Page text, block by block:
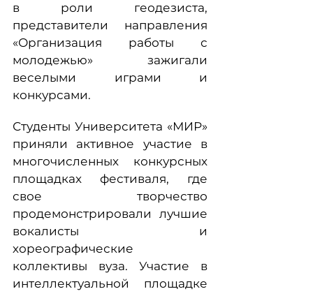
в роли геодезиста,
представители направления
«Организация работы с
молодежью» зажигали
веселыми играми и
конкурсами.
Студенты Университета «МИР»
приняли активное участие в
многочисленных конкурсных
площадках фестиваля, где
свое творчество
продемонстрировали лучшие
вокалисты и
хореографические
коллективы вуза. Участие в
интеллектуальной площадке